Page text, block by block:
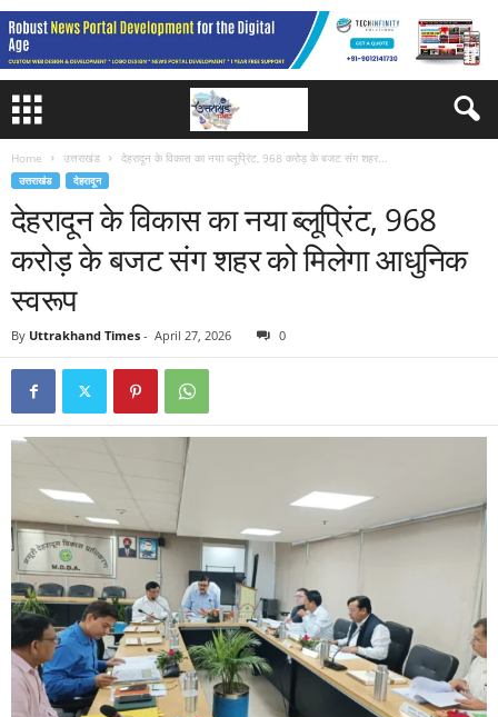
Home उत्तराखंड देहरादून के विकास का नया ब्लूप्रिंट, 968 करोड़ के बजट संग शहर...
उत्तराखंड देहरादून
देहरादून के विकास का नया ब्लूप्रिंट, 968
करोड़ के बजट संग शहर को मिलेगा आधुनिक
स्वरूप
By Uttrakhand Times - April 27, 2026 0